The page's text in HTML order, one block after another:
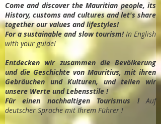
Come and discover the Mauritian people, its
History, customs and cultures and let's share
together our values and lifestyles!
For a sustainable and slow tourism!In English
with your guide!
Entdecken wir zusammen die Bevölkerung
und die Geschichte von Mauritius, mit ihren
Gebräuchen und Kulturen, und teilen wir
unsere Werte und Lebensstile !
Für einen nachhaltigen Tourismus !Auf
deutscher Sprache mit Ihrem Führer !